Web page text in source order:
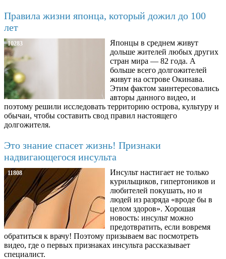
Правила жизни японца, который дожил до 100
лет
10283
Японцы в среднем живут
дольше жителей любых других
стран мира — 82 года. А
больше всего долгожителей
живут на острове Окинава.
Этим фактом заинтересовались
авторы данного видео, и
поэтому решили исследовать территорию острова, культуру и
обычаи, чтобы составить свод правил настоящего
долгожителя.
Это знание спасет жизнь! Признаки
надвигающегося инсульта
11808
Инсульт настигает не только
курильщиков, гипертоников и
любителей покушать, но и
людей из разряда «вроде бы в
целом здоров». Хорошая
новость: инсульт можно
предотвратить, если вовремя
обратиться к врачу! Поэтому призываем вас посмотреть
видео, где о первых признаках инсульта рассказывает
специалист.